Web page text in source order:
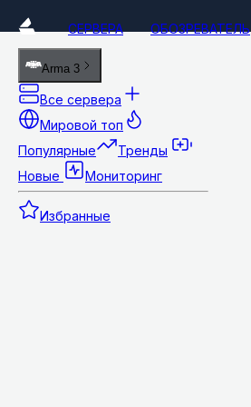
СЕРВЕРА ОБОЗРЕВАТЕЛЬ
Arma 3
Все сервера
Мировой топ
Популярные
Тренды
Новые
Мониторинг
Избранные